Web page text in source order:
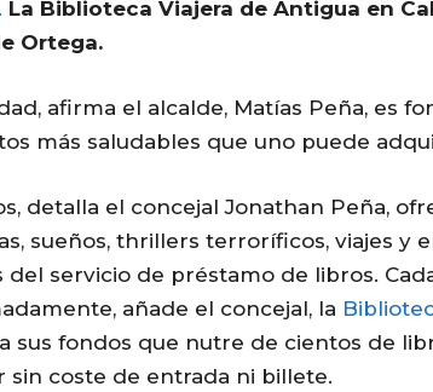
La Biblioteca Viajera de Antigua en
Ortega.
afirma el alcalde, Matías Peña, es
más saludables que uno puede
detalla el concejal Jonathan Peña,
sueños, thrillers terroríficos, viajes y
del servicio de préstamo de libros.
añade el concejal, la
sus fondos que nutre de cientos de
sin coste de entrada ni billete.